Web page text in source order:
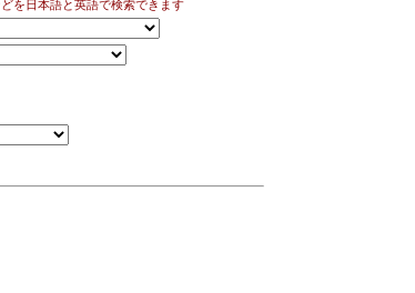
を日本語と英語で検索できます